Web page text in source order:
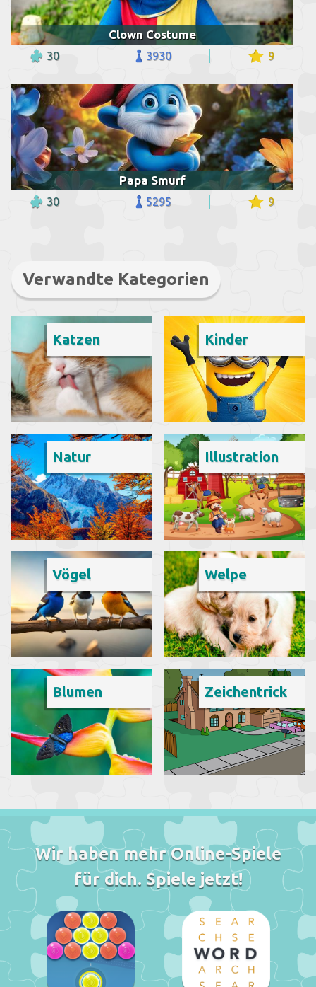
Clown Costume
30 3930 9
Papa Smurf
30 5295 9
Verwandte Kategorien
Katzen Kinder
Natur Illustration
Vögel Welpe
Blumen Zeichentrick
Wir haben mehr Online-Spiele
für dich. Spiele jetzt!